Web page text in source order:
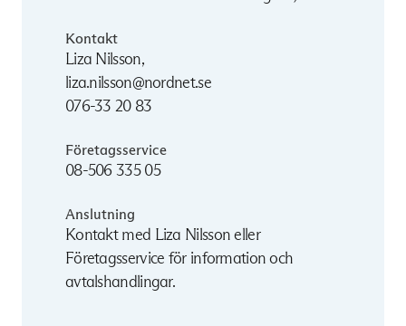
Kontakt
Liza Nilsson,
liza.nilsson@nordnet.se
076-33 20 83
Företagsservice
08-506 335 05
Anslutning
Kontakt med Liza Nilsson eller
Företagsservice för information och
avtalshandlingar.